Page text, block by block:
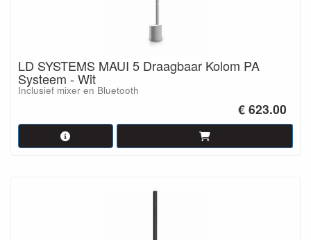
LD SYSTEMS MAUI 5 Draagbaar Kolom PA
Systeem - Wit
Inclusief mixer en Bluetooth
€ 623.00